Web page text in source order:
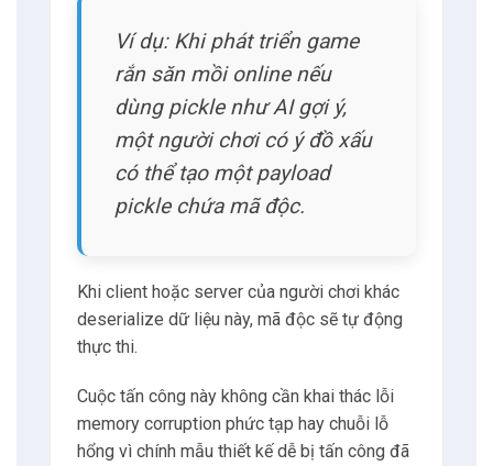
Ví dụ: Khi phát triển game
rắn săn mồi online nếu
dùng pickle như AI gợi ý,
một người chơi có ý đồ xấu
có thể tạo một payload
pickle chứa mã độc.
Khi client hoặc server của người chơi khác
deserialize dữ liệu này, mã độc sẽ tự động
thực thi.
Cuộc tấn công này không cần khai thác lỗi
memory corruption phức tạp hay chuỗi lỗ
hổng vì chính mẫu thiết kế dễ bị tấn công đã